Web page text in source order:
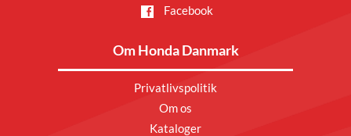
Facebook
Om Honda Danmark
Privatlivspolitik
Om os
Kataloger